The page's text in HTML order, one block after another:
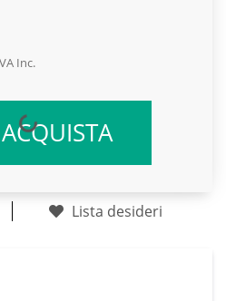
Inc.
ACQUISTA
Lista desideri